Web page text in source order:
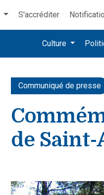
S'accréditer
Culture
Communiqué de presse
de